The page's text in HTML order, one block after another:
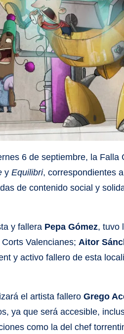
6 de septiembre, la
yEquilibri, correspondientes
de contenido social y
y fallera Pepa Gómez, tuvo
Corts Valencianes;Aitor
y activo fallero de esta
el artista falleroGrego
ya que será accesible,
como la del chef